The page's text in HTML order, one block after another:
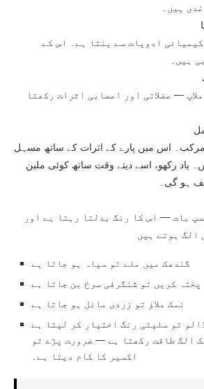
ہیں۔
ادویات سے بنتا ہے۔ اس کے
ہیں۔
— عضلاتی اور اعصابی اثرات رکھتا
اس میں پارے کے اثرات کے ساتھ مسہل
یاد رکھو، اسے دیتے وقت ساتھ کوئی ملین
ہو گی۔
بات — اس کا رنگ بدلتا رہتا ہے اور
گندھک میں ملے تو سیاہ ہو جاتا ہے
پختہ کریں تو شنگرفی سرخ بن جاتا ہے
نمک ملاؤ تو زردی مائل ہو جاتا ہے
تو سلیٹی رنگ اختیار کر لیتا ہے
الگ طاقت رکھتا ہے — ضرورت پڑے تو
اکسیر کا کام دیتا ہے۔